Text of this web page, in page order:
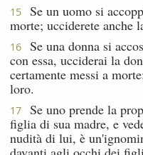
15
Se un uomo si
morte; ucciderete anche
16
Se una donna si
con essa, ucciderai la
certamente messi a
loro.
17
Se uno prende la
figlia di sua madre, e
nudità di lui, è